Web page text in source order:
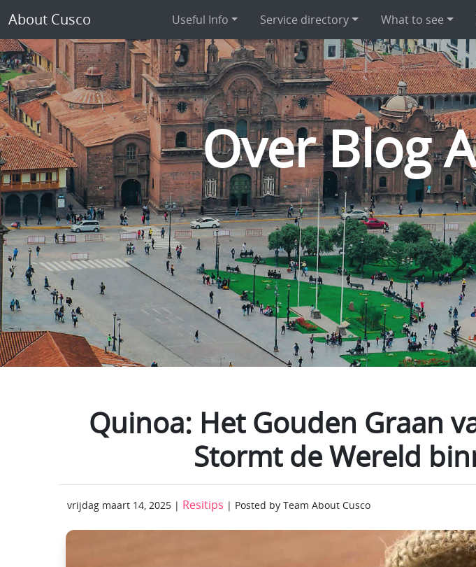
About Cusco Useful Info Service directory What to see
Over Blog
Quinoa: Het Gouden Graan
Stormt de Wereld
vrijdag maart 14, 2025 | Resitips | Posted by Team About Cusco